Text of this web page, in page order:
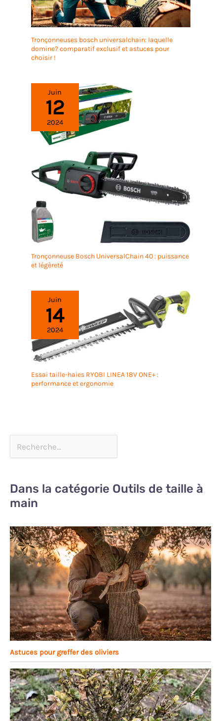
Tronçonneuses bosch universalchain: laquelle
domine? comparatif exclusif et astuces pour
choisir !
Juin
12
2024
Tronçonneuse Bosch UniversalChain 40 : puissance
et légèreté
Juin
14
2024
Essai taille-haies RYOBI LINEA 18V ONE+ :
performance et ergonomie
Dans la catégorie Outils de taille à
main
Astuces pour greffer des oliviers